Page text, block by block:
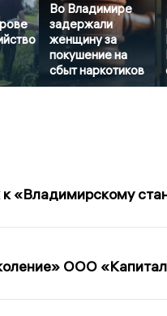
Во Владимире
задержали
женщину за
покушение на
сбыт наркотиков
«Владимирскому
ООО